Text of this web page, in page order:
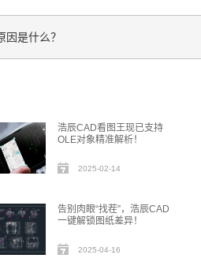
是什么？
浩辰CAD看图王现已支持
OLE对象精准解析！
2025-02-14
告别肉眼“找茬”，浩辰CAD
一键解锁图纸差异！
2025-04-16